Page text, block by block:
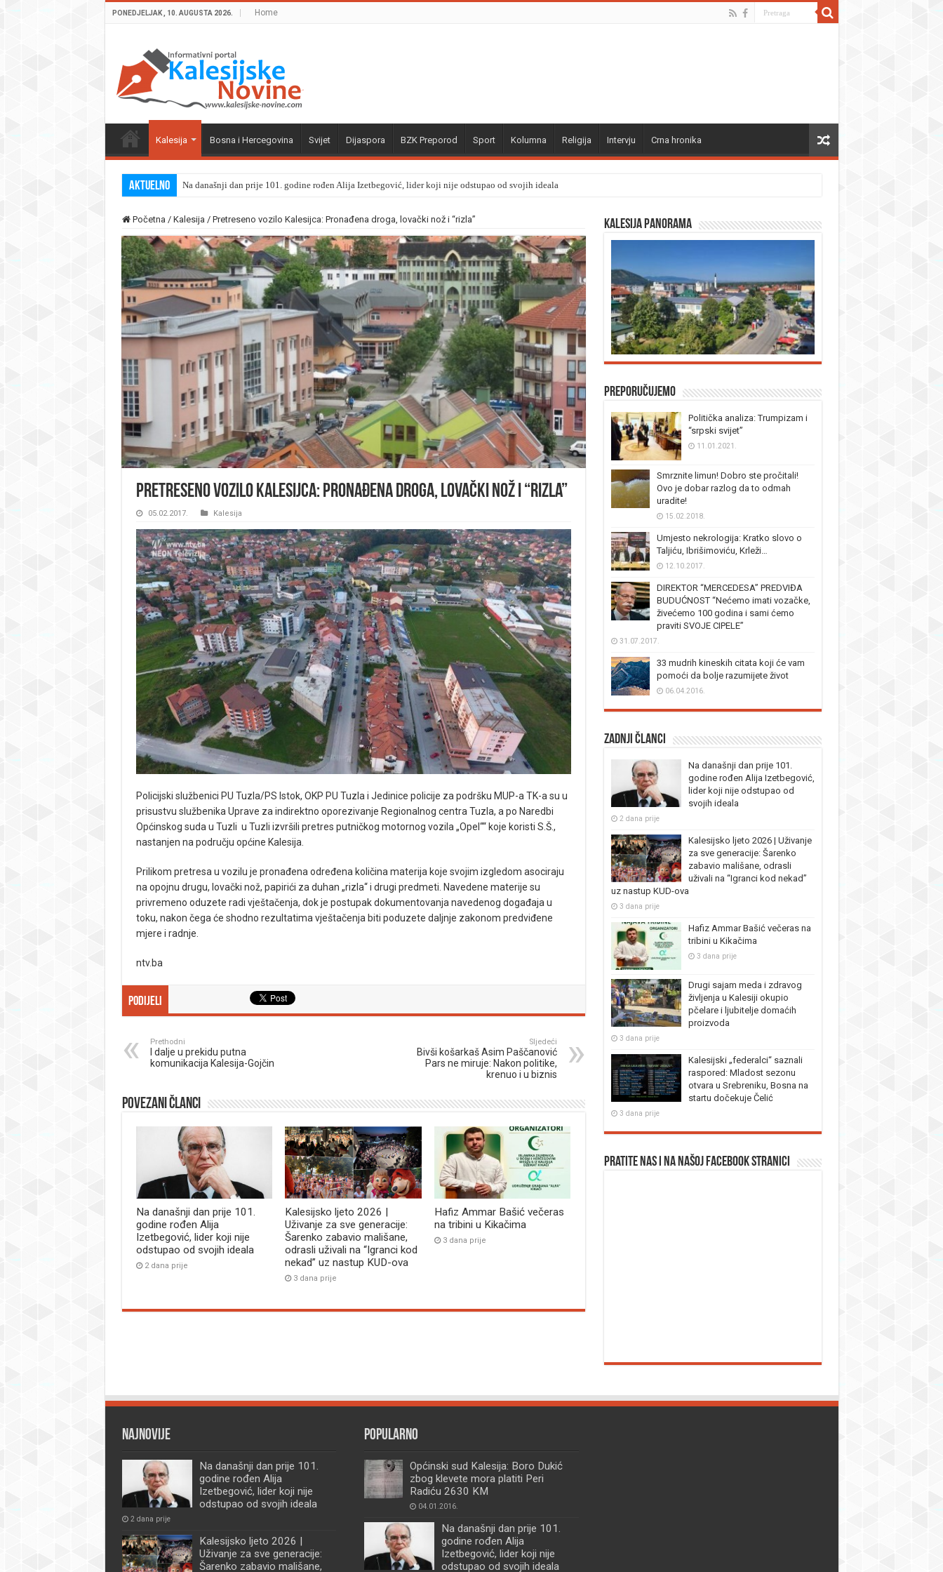
PONEDJELJAK , 10. AUGUSTA 2026. Home
Kalesija Bosna i Hercegovina Svijet Dijaspora BZK Preporod Sport Kolumna Religija Intervju Crna hronika
Aktuelno Na današnji dan prije 101. godine rođen Alija Izetbegović, lider koji nije odstupao od svojih ideala
Početna / Kalesija / Pretreseno vozilo Kalesijca: Pronađena droga, lovački nož i “rizla”
Pretreseno vozilo Kalesijca: Pronađena droga, lovački nož i “rizla”
05.02.2017. Kalesija
Policijski službenici PU Tuzla/PS Istok, OKP PU Tuzla i Jedinice policije za podršku MUP-a TK-a su u
prisustvu službenika Uprave za indirektno oporezivanje Regionalnog centra Tuzla, a po Naredbi
Općinskog suda u Tuzli u Tuzli izvršili pretres putničkog motornog vozila „Opel““ koje koristi S.Š.,
nastanjen na području općine Kalesija.
Prilikom pretresa u vozilu je pronađena određena količina materija koje svojim izgledom asociraju
na opojnu drugu, lovački nož, papirići za duhan „rizla“ i drugi predmeti. Navedene materije su
privremeno oduzete radi vještačenja, dok je postupak dokumentovanja navedenog događaja u
toku, nakon čega će shodno rezultatima vještačenja biti poduzete daljnje zakonom predviđene
mjere i radnje.
ntv.ba
Podijeli
Prethodni
I dalje u prekidu putna
komunikacija Kalesija-Gojčin
Sljedeći
Bivši košarkaš Asim Paščanović
Pars ne miruje: Nakon politike,
krenuo i u biznis
Povezani članci
Na današnji dan prije 101.
godine rođen Alija
Izetbegović, lider koji nije
odstupao od svojih ideala
2 dana prije
Kalesijsko ljeto 2026 |
Uživanje za sve generacije:
Šarenko zabavio mališane,
odrasli uživali na “Igranci kod
nekad” uz nastup KUD-ova
3 dana prije
Hafiz Ammar Bašić večeras
na tribini u Kikačima
3 dana prije
Kalesija panorama
Preporučujemo
Politička analiza: Trumpizam i
“srpski svijet”
11.01.2021.
Smrznite limun! Dobro ste pročitali!
Ovo je dobar razlog da to odmah
uradite!
15.02.2018.
Umjesto nekrologija: Kratko slovo o
Taljiću, Ibrišimoviću, Krleži…
12.10.2017.
DIREKTOR “MERCEDESA” PREDVIĐA
BUDUĆNOST “Nećemo imati vozačke,
živećemo 100 godina i sami ćemo
praviti SVOJE CIPELE”
31.07.2017.
33 mudrih kineskih citata koji će vam
pomoći da bolje razumijete život
06.04.2016.
Zadnji članci
Na današnji dan prije 101.
godine rođen Alija Izetbegović,
lider koji nije odstupao od
svojih ideala
2 dana prije
Kalesijsko ljeto 2026 | Uživanje
za sve generacije: Šarenko
zabavio mališane, odrasli
uživali na “Igranci kod nekad”
uz nastup KUD-ova
3 dana prije
Hafiz Ammar Bašić večeras na
tribini u Kikačima
3 dana prije
Drugi sajam meda i zdravog
življenja u Kalesiji okupio
pčelare i ljubitelje domaćih
proizvoda
3 dana prije
Kalesijski „federalci“ saznali
raspored: Mladost sezonu
otvara u Srebreniku, Bosna na
startu dočekuje Čelić
3 dana prije
Pratite nas i na našoj facebook stranici
Najnovije
Na današnji dan prije 101.
godine rođen Alija
Izetbegović, lider koji nije
odstupao od svojih ideala
2 dana prije
Kalesijsko ljeto 2026 |
Uživanje za sve generacije:
Šarenko zabavio mališane,
Popularno
Općinski sud Kalesija: Boro Dukić
zbog klevete mora platiti Peri
Radiću 2630 KM
04.01.2016.
Na današnji dan prije 101.
godine rođen Alija
Izetbegović, lider koji nije
odstupao od svojih ideala